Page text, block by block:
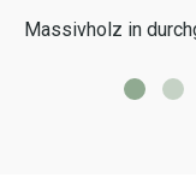
Massivholz in